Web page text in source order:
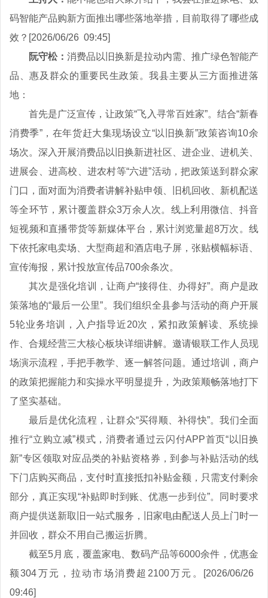
码智能产品购新方面推出哪些落地举措，目前取得了哪些成
效？[2026/06/26 09:45]
阮守松： 消费品以旧换新是拉动内需、推广绿色智能产
品、惠及群众的重要民生政策。我县主要从三方面推进落
地：
首先是广泛宣传，让政策“飞入寻常百姓家”。结合“新春
消费季”，在年货赶大集现场设立“以旧换新”政策咨询10余
场次。深入开展消费品以旧换新进社区、进企业、进机关、
进展会、进高校、进农村等“六进”活动，把政策送到群众家
门口，面对面为消费者讲解补贴申领、旧机回收、新机配送
等全环节，累计覆盖群众3万余人次。线上利用微信、抖音
短视频和直播带货等新媒体平台，累计浏览量超8万次。线
下依托家电卖场、大型商超和酒店电子屏，张贴横幅标语、
宣传海报，累计投放宣传品700余条次。
其次是强化培训，让商户“接得住、办得好”。商户是政
策落地的“最后一公里”。我们组织全县参与活动的商户开展
5轮业务培训，入户指导近20次，紧扣政策解读、系统操
作、合规经营三大核心板块详细讲解。邀请银联工作人员现
场演示流程，手把手教学、逐一解答问题。通过培训，商户
的政策把握能力和实操水平明显提升，为政策顺畅落地打下
了坚实基础。
最后是优化流程，让群众“买得顺、补得快”。我们全面
推行“立购立减”模式，消费者通过云闪付APP首页“以旧换
新”专区领取对应品类的补贴资格券，到参与补贴活动的线
下门店购买商品，支付时直接抵扣补贴金额，只需支付剩余
部分，真正实现“补贴即时到账、优惠一步到位”。同时要求
商户提供送新取旧一站式服务，旧家电由配送人员上门时一
并回收，群众不用自己搬运折腾。
截至5月底，覆盖家电、数码产品等6000余件，优惠金
额304万元，拉动市场消费超2100万元。[2026/06/26
09:46]